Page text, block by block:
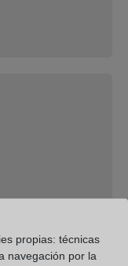
propias: técnicas
navegación por la